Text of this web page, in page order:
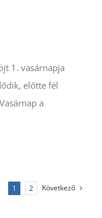
1. vasárnapja
előtte fél
a
1 2 Következő